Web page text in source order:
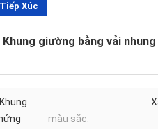
Tiếp Xúc
giường bằng vải nhung
màu sắc: